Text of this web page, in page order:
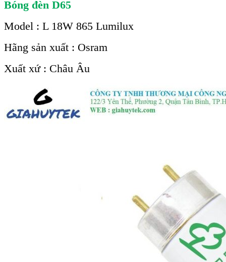
Bóng đèn D65
Model : L 18W 865 Lumilux
Hãng sản xuất : Osram
Xuất xứ : Châu Âu